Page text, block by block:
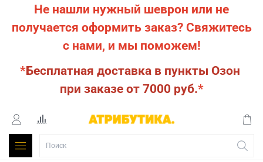
Не нашли нужный шеврон или не
получается оформить заказ? Свяжитесь
с нами, и мы поможем!
*Бесплатная доставка в пункты Озон
при заказе от 7000 руб.*